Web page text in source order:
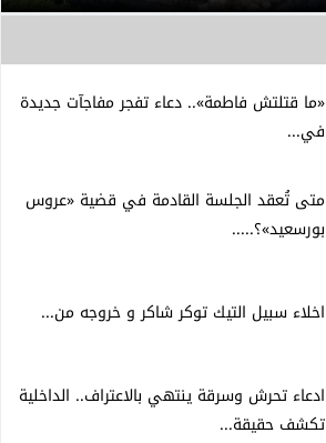
«ما قتلتش فاطمة».. دعاء تفجر مفاجآت جديدة
في...
متى تُعقد الجلسة القادمة في قضية «عروس
بورسعيد»؟.....
اخلاء سبيل التيك توكر شاكر و خروجه من...
ادعاء تحرش وسرقة ينتهي بالاعتراف.. الداخلية
تكشف حقيقة...